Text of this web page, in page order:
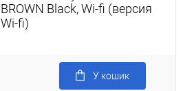
BROWN Black, Wi-fi (версия
Wi-fi)
У кошик